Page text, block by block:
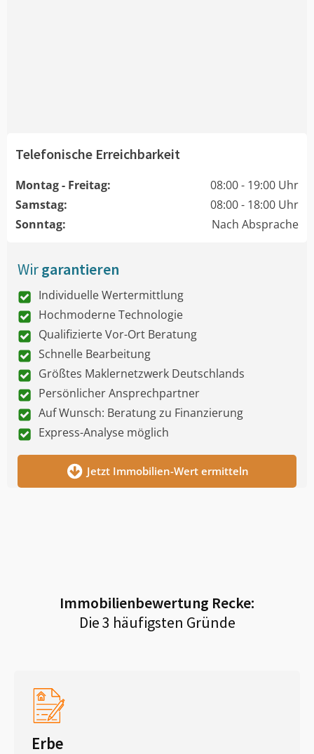
Telefonische Erreichbarkeit
Montag - Freitag:
08:00 - 19:00 Uhr
Samstag:
08:00 - 18:00 Uhr
Sonntag:
Nach Absprache
Wirgarantieren
Individuelle Wertermittlung
Hochmoderne Technologie
Qualifizierte Vor-Ort Beratung
Schnelle Bearbeitung
Größtes Maklernetzwerk Deutschlands
Persönlicher Ansprechpartner
Auf Wunsch: Beratung zu Finanzierung
Express-Analyse möglich
Jetzt Immobilien-Wert ermitteln
Immobilienbewertung Recke:
Die 3 häufigsten Gründe
Erbe